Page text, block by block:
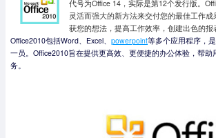
代号为Office 14，实际是第12个发行版。
灵活而强大的新方法来交付您的最佳工作
获您的想法，提高工作效率，创建出色的报
Office2010包括Word、Excel、 powerpoint等多个应用程序，
一员。Office2010旨在提供更高效、更便捷的办公体验，帮
务。